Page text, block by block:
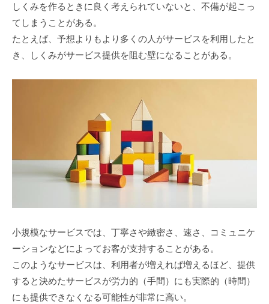
しくみを作るときに良く考えられていないと、不備が起こっ
てしまうことがある。
たとえば、予想よりもより多くの人がサービスを利用したと
き、しくみがサービス提供を阻む壁になることがある。
小規模なサービスでは、丁寧さや緻密さ、速さ、コミュニケ
ーションなどによってお客が支持することがある。
このようなサービスは、利用者が増えれば増えるほど、提供
すると決めたサービスが労力的（手間）にも実際的（時間）
にも提供できなくなる可能性が非常に高い。